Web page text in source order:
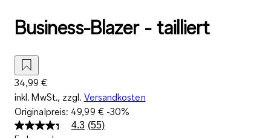
Business-Blazer - tailliert
34,99 €
inkl. MwSt., zzgl. Versandkosten
Originalpreis: 49,99 €-30%
4.3 55
(55)